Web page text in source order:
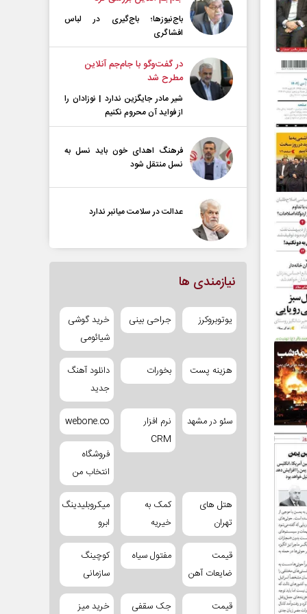
باج‌نیوزها؛ باج‌گیری در لباس
افشاگری
در گفت‌و‌گو با جام‌جم آنلاین
مطرح شد
شیر مادر جایگزین ندارد | نوزادان را
از فواید آن محروم نکنیم
فرهنگ اهدای خون باید نسل به
نسل منتقل شود
عدالت در سلامت میانبر ندارد
نیازمندی ها
یوتوبروکرز جراحی بینی
خرید گوشی
شیائومی
هزینه پست بخورات
دانلود آهنگ
جدید
سئو در مشهد
نرم افزار
CRM
webone.co
فروشگاه
انتخاب من
هتل های
تهران
کمک به
خیریه
میکروبلیدینگ
ابرو
قیمت
ضایعات آهن
مفتول سیاه
کوچینگ
سازمانی
قیمت جک سقفی خرید میز